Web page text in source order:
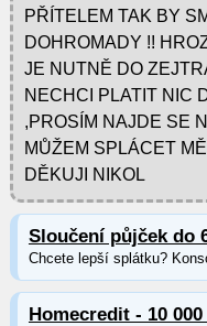
PŘÍTELEM TAK BY
DOHROMADY !!
JE NUTNĚ DO
NECHCI PLATIT NIC
,PROSÍM NAJDE SE
MŮŽEM SPLÁCET
DĚKUJI NIKOL
Sloučení půjček do
Chcete lepší splátku?
Homecredit - 10